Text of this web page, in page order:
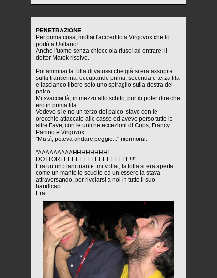
PENETRAZIONE
Per prima cosa, mollai l'accredito a Virgovox che lo
portò a Uollano!
Anche l'uomo senza chiocciola riuscì ad entrare: il
dottor Marok risolve.
Poi ammirai la folla di vatussi che già si era assopita
sulla transenna, occupando prima, seconda e terza fila
e lasciando libero solo uno spiraglio sulla destra del
palco.
Mi svaccai là, in mezzo allo schifo, pur di poter dire che
ero in prima fila.
Vedevo sì e no un terzo del palco, stavo con le
orecchie attaccate alle casse ed avevo perso tutte le
altre Fave, con le uniche eccezioni di Cops, Francy,
Panino e Virgovox.
"Ma sì, poteva andare peggio..." mormorai.
"AAAAAAAAAHHHHHHHH!
DOTTOREEEEEEEEEEEEEEEEEE!!!"
Era un urlo lancinante: mi voltai, la folla si era aperta
come un mantello scucito ed un essere la stava
attraversando, per rivelarsi a noi in tutto il suo
handicap.
Era